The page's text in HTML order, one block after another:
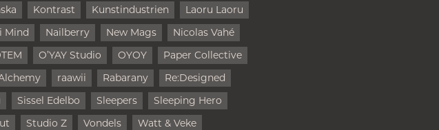
Kontrast Kunstindustrien
Laoru Laoru
Mind Nailberry New Mags
Nicolas Vahé
O’YAY Studio OYOY
Paper Collective
raawii Rabarany
Re:Designed
Sissel Edelbo Sleepers
Sleeping Hero
Studio Z Vondels Watt & Veke